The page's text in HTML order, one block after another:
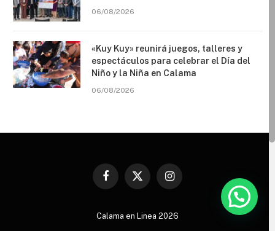
06/08/2026
«Kuy Kuy» reunirá juegos, talleres y
espectáculos para celebrar el Día del
Niño y la Niña en Calama
06/08/2026
Facebook
X
Instagram
Calama en Linea 2026